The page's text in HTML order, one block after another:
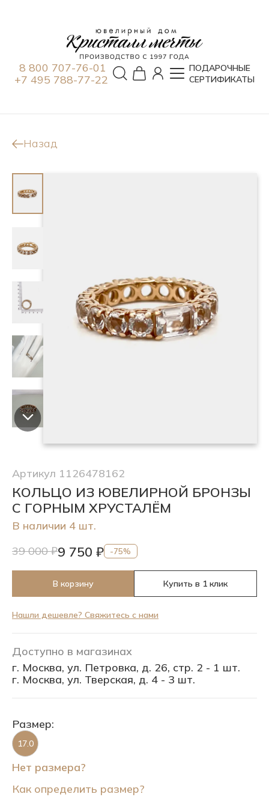
8 800 707-76-01
+7 495 788-77-22
ПОДАРОЧНЫЕ
СЕРТИФИКАТЫ
Назад
Артикул 1126478162
КОЛЬЦО ИЗ ЮВЕЛИРНОЙ БРОНЗЫ
С ГОРНЫМ ХРУСТАЛЁМ
В наличии 4 шт.
39 000 ₽9 750 ₽ -75%
В корзину Купить в 1 клик
Нашли дешевле? Свяжитесь с нами
Доступно в магазинах
г. Москва, ул. Петровка, д. 26, стр. 2 - 1 шт.
г. Москва, ул. Тверская, д. 4 - 3 шт.
Размер:
17.0
Нет размера?
Как определить размер?